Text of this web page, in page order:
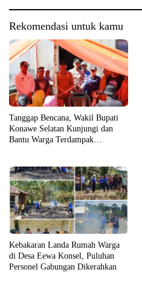
Rekomendasi untuk kamu
Tanggap Bencana, Wakil Bupati
Konawe Selatan Kunjungi dan
Bantu Warga Terdampak
Kebakaran Landa Rumah Warga
di Desa Eewa Konsel, Puluhan
Personel Gabungan Dikerahkan